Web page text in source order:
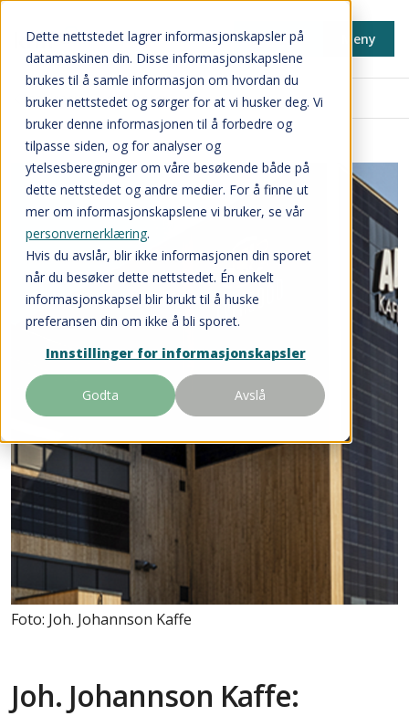
Dette nettstedet lagrer informasjonskapsler på
datamaskinen din. Disse informasjonskapslene
brukes til å samle informasjon om hvordan du
bruker nettstedet og sørger for at vi husker deg. Vi
bruker denne informasjonen til å forbedre og
tilpasse siden, og for analyser og
ytelsesberegninger om våre besøkende både på
dette nettstedet og andre medier. For å finne ut
mer om informasjonskapslene vi bruker, se vår
personvernerklæring.
Hvis du avslår, blir ikke informasjonen din sporet
når du besøker dette nettstedet. Én enkelt
informasjonskapsel blir brukt til å huske
preferansen din om ikke å bli sporet.
Innstillinger for informasjonskapsler
Godta Avslå
Min side Meny
Inspirasjon og nyheter
Foto: Joh. Johannson Kaffe
Joh. Johannson Kaffe: